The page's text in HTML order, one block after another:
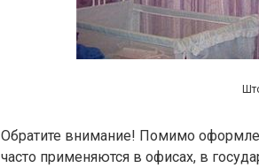
Обратите внимание! Помимо
часто применяются в офисах, в